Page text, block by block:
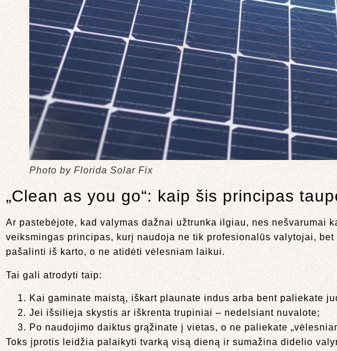
Photo by Florida Solar Fix
„Clean as you go“: kaip šis principas
Ar pastebėjote, kad valymas dažnai užtrunka ilgiau, nes nešvarumai
veiksmingas principas, kurį naudoja ne tik profesionalūs valytojai,
pašalinti iš karto, o ne atidėti vėlesniam laikui.
Tai gali atrodyti taip:
Kai gaminate maistą, iškart plaunate indus arba bent paliekate
Jei išsilieja skystis ar iškrenta trupiniai – nedelsiant nuvalote;
Po naudojimo daiktus grąžinate į vietas, o ne paliekate
Toks įprotis leidžia palaikyti tvarką visą dieną ir sumažina didelio